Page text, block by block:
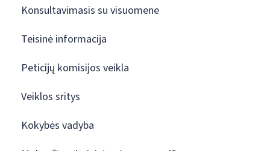
Konsultavimasis su visuomene
Teisinė informacija
Peticijų komisijos veikla
Veiklos sritys
Kokybės vadyba